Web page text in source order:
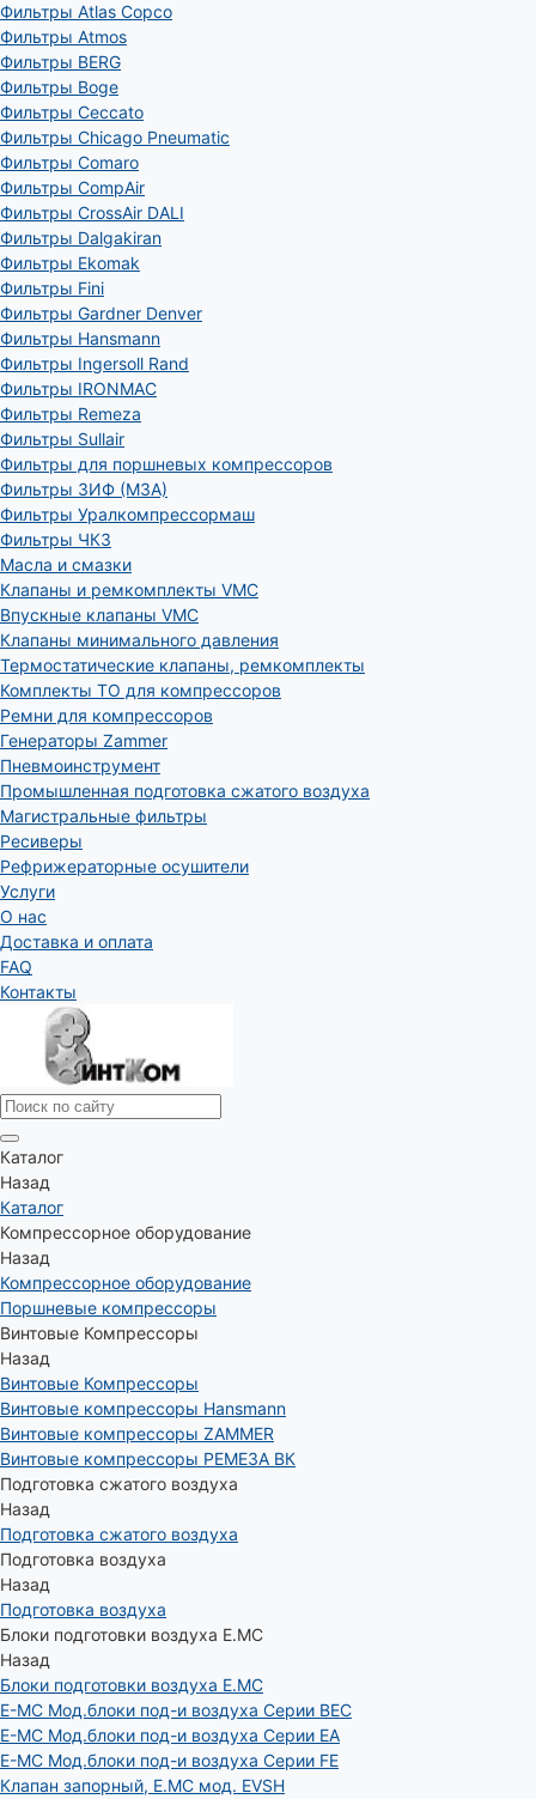
Фильтры Atlas Copco
Фильтры Atmos
Фильтры BERG
Фильтры Boge
Фильтры Ceccato
Фильтры Chicago Pneumatic
Фильтры Comaro
Фильтры CompAir
Фильтры CrossAir DALI
Фильтры Dalgakiran
Фильтры Ekomak
Фильтры Fini
Фильтры Gardner Denver
Фильтры Hansmann
Фильтры Ingersoll Rand
Фильтры IRONMAC
Фильтры Remeza
Фильтры Sullair
Фильтры для поршневых компрессоров
Фильтры ЗИФ (МЗА)
Фильтры Уралкомпрессормаш
Фильтры ЧКЗ
Масла и смазки
Клапаны и ремкомплекты VMC
Впускные клапаны VMC
Клапаны минимального давления
Термостатические клапаны, ремкомплекты
Комплекты ТО для компрессоров
Ремни для компрессоров
Генераторы Zammer
Пневмоинструмент
Промышленная подготовка сжатого воздуха
Магистральные фильтры
Ресиверы
Рефрижераторные осушители
Услуги
О нас
Доставка и оплата
FAQ
Контакты
Каталог
Назад
Каталог
Компрессорное оборудование
Назад
Компрессорное оборудование
Поршневые компрессоры
Винтовые Компрессоры
Назад
Винтовые Компрессоры
Винтовые компрессоры Hansmann
Винтовые компрессоры ZAMMER
Винтовые компрессоры РЕМЕЗА ВК
Подготовка сжатого воздуха
Назад
Подготовка сжатого воздуха
Подготовка воздуха
Назад
Подготовка воздуха
Блоки подготовки воздуха E.MC
Назад
Блоки подготовки воздуха E.MC
E-MC Мод.блоки под-и воздуха Серии BEC
E-MC Мод.блоки под-и воздуха Серии EA
E-MC Мод.блоки под-и воздуха Серии FE
Клапан запорный, E.MC мод. EVSH